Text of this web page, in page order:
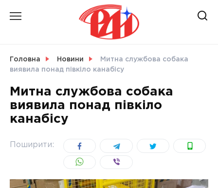
Головна Новини
Митна службова собака
виявила понад півкіло канабісу
Митна службова собака
виявила понад півкіло
канабісу
Поширити: